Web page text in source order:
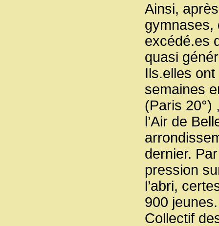
Ainsi,
gymnases,
excédé.es
quasi
Ils.elles
semaines
(Paris 20°)
l’Air de
dernier.
pression
l’abri,
900
Collectif